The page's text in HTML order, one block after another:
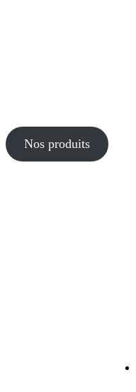
Nos produits